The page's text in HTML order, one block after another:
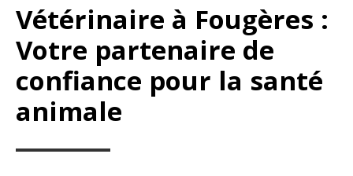
Vétérinaire à Fougères :
Votre partenaire de
confiance pour la santé
animale